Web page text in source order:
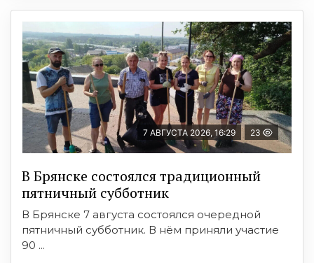
7 АВГУСТА 2026, 16:29 23
В Брянске состоялся традиционный
пятничный субботник
В Брянске 7 августа состоялся очередной
пятничный субботник. В нём приняли участие
90 ...